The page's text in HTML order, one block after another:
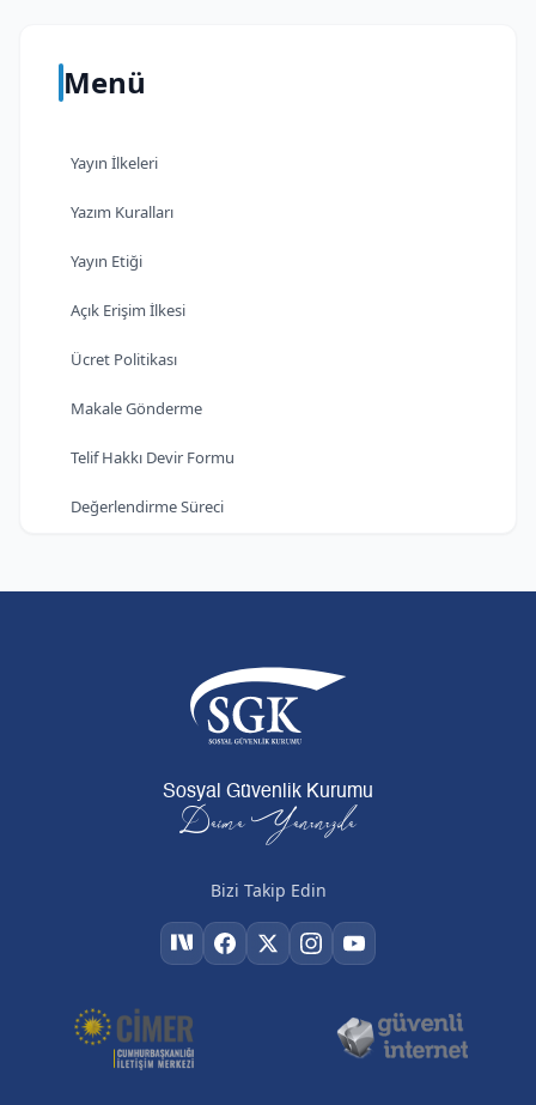
Menü
Yayın İlkeleri
Yazım Kuralları
Yayın Etiği
Açık Erişim İlkesi
Ücret Politikası
Makale Gönderme
Telif Hakkı Devir Formu
Değerlendirme Süreci
Sosyal Güvenlik Kurumu
Daima Yanınızda
Bizi Takip Edin